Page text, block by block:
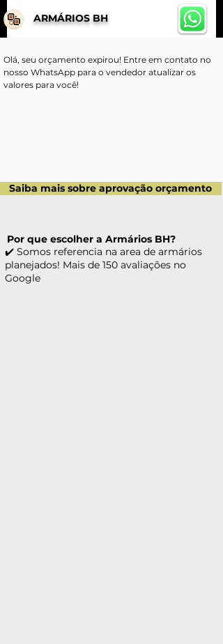
ARMÁRIOS BH
Olá, seu orçamento expirou! Entre em contato no
nosso WhatsApp para o vendedor atualizar os
valores para você!
Saiba mais sobre aprovação orçamento
✔️ Somos referencia na area de armários
planejados! Mais de 150 avaliações no
Google
Por que escolher a Armários BH?